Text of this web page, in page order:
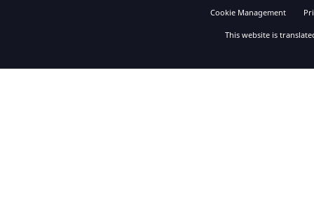
Cookie Management
This website is